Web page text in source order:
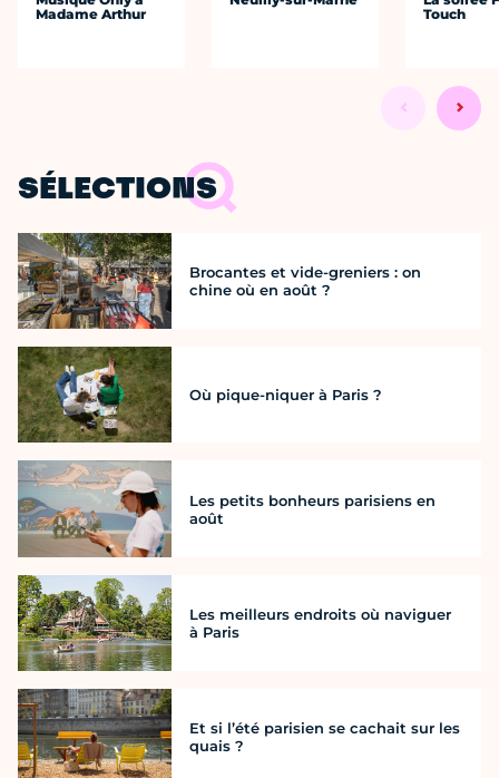
Madame Arthur
Touch
SÉLECTIONS
Brocantes et vide-greniers : on
chine où en août ?
Où pique-niquer à Paris ?
Les petits bonheurs parisiens en
août
Les meilleurs endroits où naviguer
à Paris
Et si l’été parisien se cachait sur les
quais ?